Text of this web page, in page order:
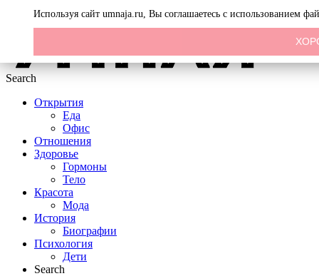
Search
Открытия
Еда
Офис
Отношения
Здоровье
Гормоны
Тело
Красота
Мода
История
Биографии
Психология
Дети
Search
Используя сайт umnaja.ru, Вы соглашаетесь с использованием